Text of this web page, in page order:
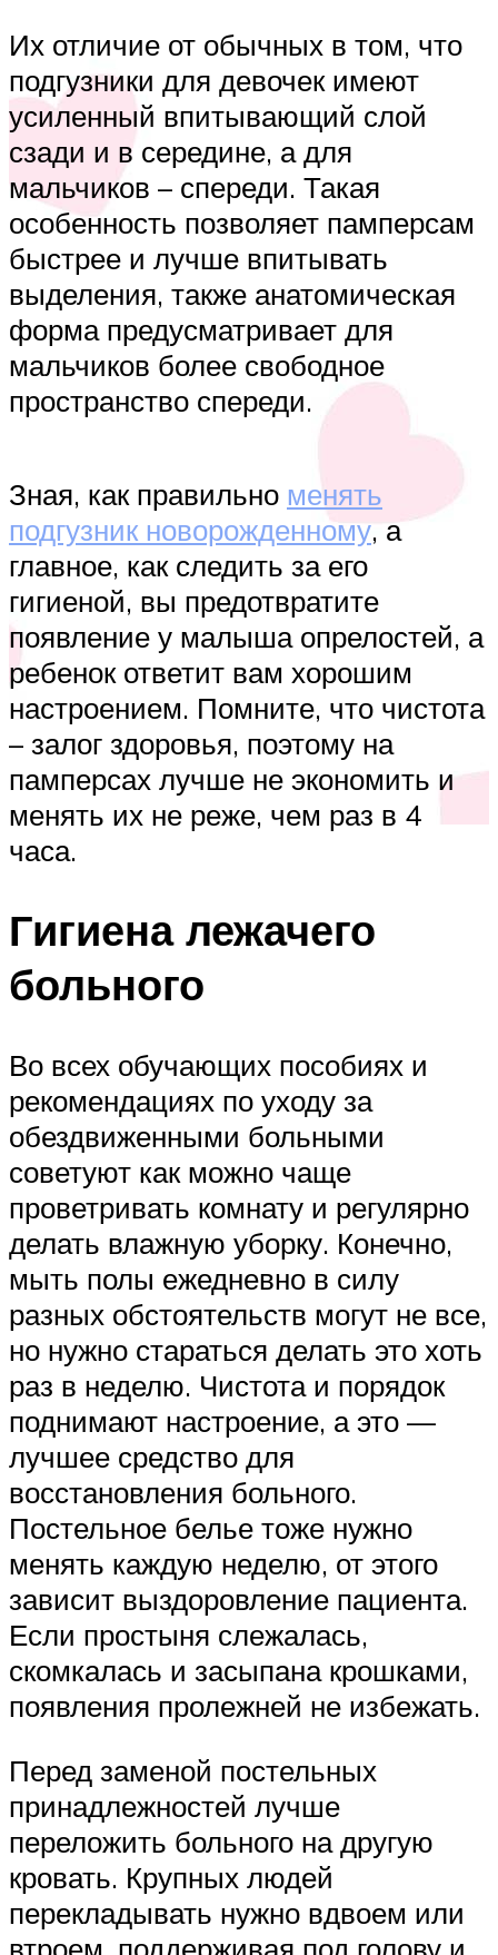
Их отличие от обычных в том, что
подгузники для девочек имеют
усиленный впитывающий слой
сзади и в середине, а для
мальчиков – спереди. Такая
особенность позволяет памперсам
быстрее и лучше впитывать
выделения, также анатомическая
форма предусматривает для
мальчиков более свободное
пространство спереди.
Зная, как правильно менять
подгузник новорожденному, а
главное, как следить за его
гигиеной, вы предотвратите
появление у малыша опрелостей, а
ребенок ответит вам хорошим
настроением. Помните, что чистота
– залог здоровья, поэтому на
памперсах лучше не экономить и
менять их не реже, чем раз в 4
часа.
Гигиена лежачего
больного
Во всех обучающих пособиях и
рекомендациях по уходу за
обездвиженными больными
советуют как можно чаще
проветривать комнату и регулярно
делать влажную уборку. Конечно,
мыть полы ежедневно в силу
разных обстоятельств могут не все,
но нужно стараться делать это хоть
раз в неделю. Чистота и порядок
поднимают настроение, а это —
лучшее средство для
восстановления больного.
Постельное белье тоже нужно
менять каждую неделю, от этого
зависит выздоровление пациента.
Если простыня слежалась,
скомкалась и засыпана крошками,
появления пролежней не избежать.
Перед заменой постельных
принадлежностей лучше
переложить больного на другую
кровать. Крупных людей
перекладывать нужно вдвоем или